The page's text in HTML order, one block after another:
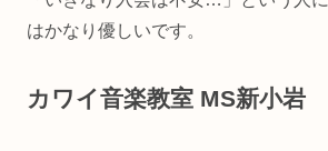
はかなり優しいです。
カワイ音楽教室 MS新小岩